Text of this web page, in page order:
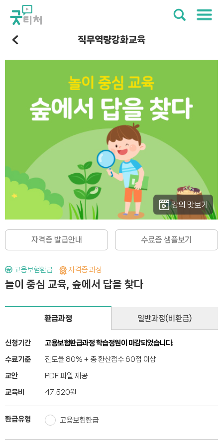
직무역량강화교육
강의 맛보기
자격증 발급안내 수료증 샘플보기
고용보험환급 자격증 과정
놀이 중심 교육, 숲에서 답을 찾다
환급과정 일반과정(비환급)
신청기간 고용보험환급과정 학습정원이 마감되었습니다.
수료기준 진도율 80% + 총 환산점수 60점 이상
교안 PDF 파일 제공
교육비 47,520원
환급유형 고용보험환급